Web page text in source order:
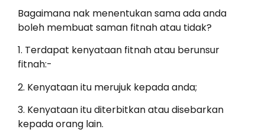
Bagaimana nak menentukan sama ada anda
boleh membuat saman fitnah atau tidak?
1. Terdapat kenyataan fitnah atau berunsur
fitnah:-
2. Kenyataan itu merujuk kepada anda;
3. Kenyataan itu diterbitkan atau disebarkan
kepada orang lain.